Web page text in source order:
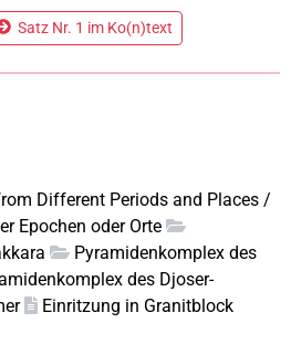
Satz Nr. 1 im Ko(n)text
Different Periods and Places /
Epochen oder Orte
Pyramidenkomplex des
des Djoser-
Einritzung in Granitblock